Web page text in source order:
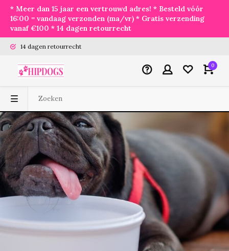
* Meer dan 15 jaar een vertrouwd adres! * Besteld vóór
16:00 = vandaag verzonden (ma/vr) * Gratis verzending
vanaf €100 * 14 dagen retourrecht
14 dagen retourrecht
0